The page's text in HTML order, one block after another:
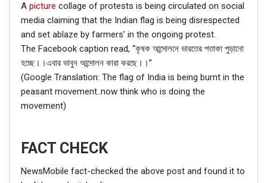
A picture collage of protests is being circulated on social
media claiming that the Indian flag is being disrespected
and set ablaze by farmers’ in the ongoing protest.
The Facebook caption read, “কৃষক আন্দোলনে ভারতের পতাকা পুড়ানো
হচ্ছে।।এবার ভাবুন আন্দোলন কারা করছে।।”
(Google Translation: The flag of India is being burnt in the
peasant movement..now think who is doing the
movement)
FACT CHECK
NewsMobile fact-checked the above post and found it to